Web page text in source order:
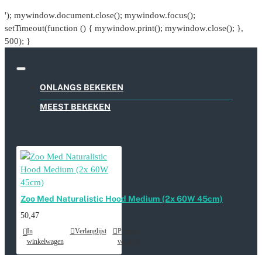
'); mywindow.document.close(); mywindow.focus();
setTimeout(function () { mywindow.print(); mywindow.close(); },
500); }
ONLANGS BEKEKEN
MEEST BEKEKEN
Zoo Med Naturalistic Hood Medium (2x 60W 45cm)
50,47
In
winkelwagen
Verlanglijst
Product
vergelijk